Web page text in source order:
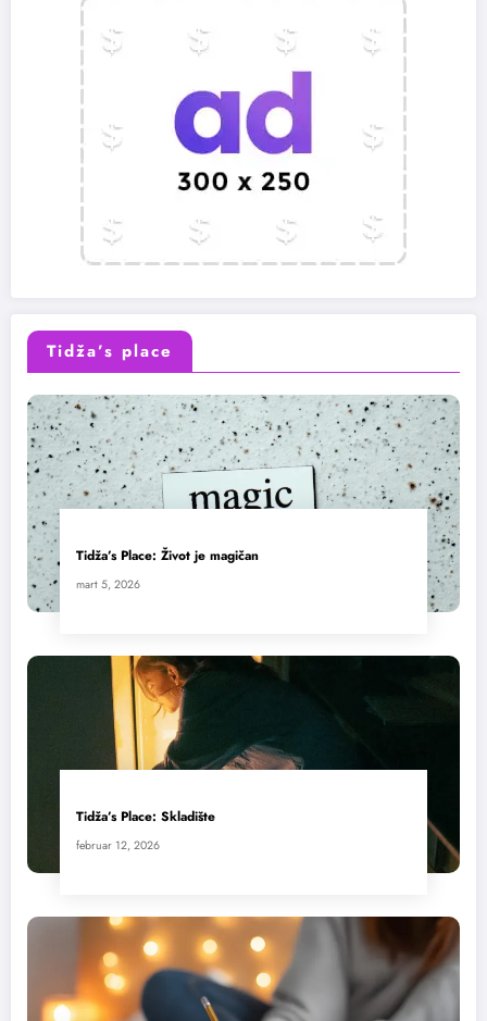
Tidža’s place
Tidža’s Place: Život je magičan
mart 5, 2026
Tidža’s Place: Skladište
februar 12, 2026